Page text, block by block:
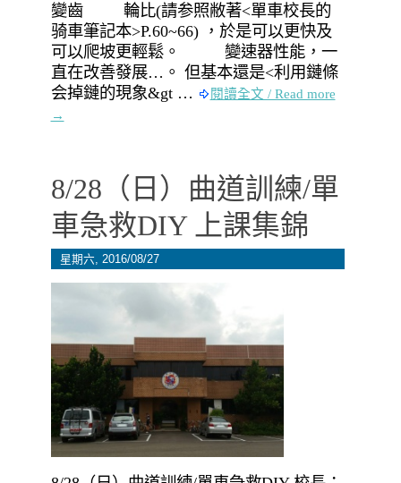
變齒 輪比(請参照敝著<單車校長的
骑車筆記本>P.60~66) ，於是可以更快及
可以爬坡更輕鬆。 變速器性能，一
直在改善發展…。 但基本還是<利用鏈條
会掉鏈的現象&gt …
閱讀全文 / Read more
→
8/28（日）曲道訓練/單
車急救DIY 上課集錦
星期六, 2016/08/27